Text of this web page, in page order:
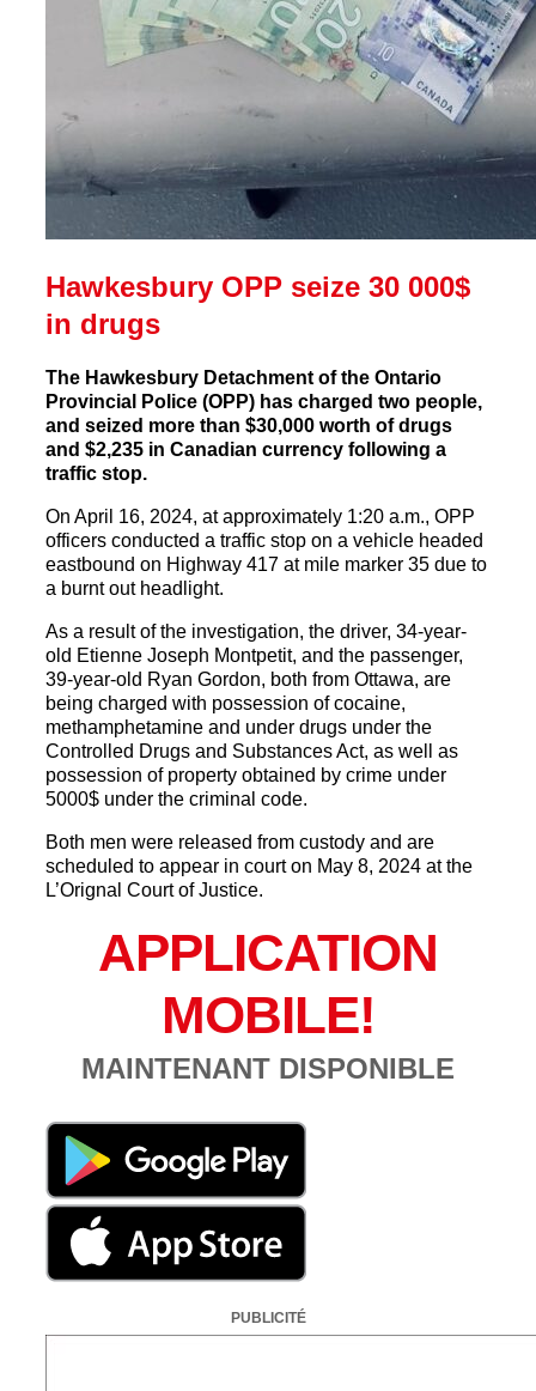
Hawkesbury OPP seize 30 000$
in drugs
The Hawkesbury Detachment of the Ontario
Provincial Police (OPP) has charged two people,
and seized more than $30,000 worth of drugs
and $2,235 in Canadian currency following a
traffic stop.
On April 16, 2024, at approximately 1:20 a.m., OPP
officers conducted a traffic stop on a vehicle headed
eastbound on Highway 417 at mile marker 35 due to
a burnt out headlight.
As a result of the investigation, the driver, 34-year-
old Etienne Joseph Montpetit, and the passenger,
39-year-old Ryan Gordon, both from Ottawa, are
being charged with possession of cocaine,
methamphetamine and under drugs under the
Controlled Drugs and Substances Act, as well as
possession of property obtained by crime under
5000$ under the criminal code.
Both men were released from custody and are
scheduled to appear in court on May 8, 2024 at the
L’Orignal Court of Justice.
APPLICATION
MOBILE!
MAINTENANT DISPONIBLE
PUBLICITÉ